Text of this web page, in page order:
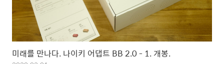
미래를 만나다. 나이키 어댑트 BB 2.0 - 1. 개봉.